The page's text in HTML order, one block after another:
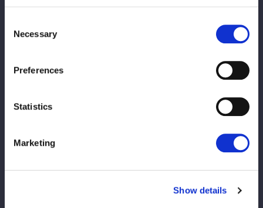
Selection
Necessary
Preferences
Statistics
Marketing
Show details
をご確認お願いいたしま
コ＆小波＆上谷沙弥＆吏南＆ビー・プレストリー